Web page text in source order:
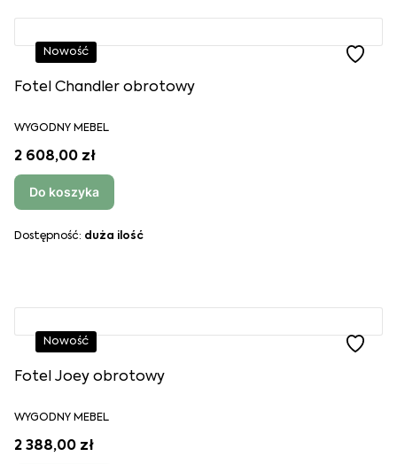
Nowość
Fotel Chandler obrotowy
WYGODNY MEBEL
2 608,00 zł
Do koszyka
Dostępność: duża ilość
Nowość
Fotel Joey obrotowy
WYGODNY MEBEL
2 388,00 zł